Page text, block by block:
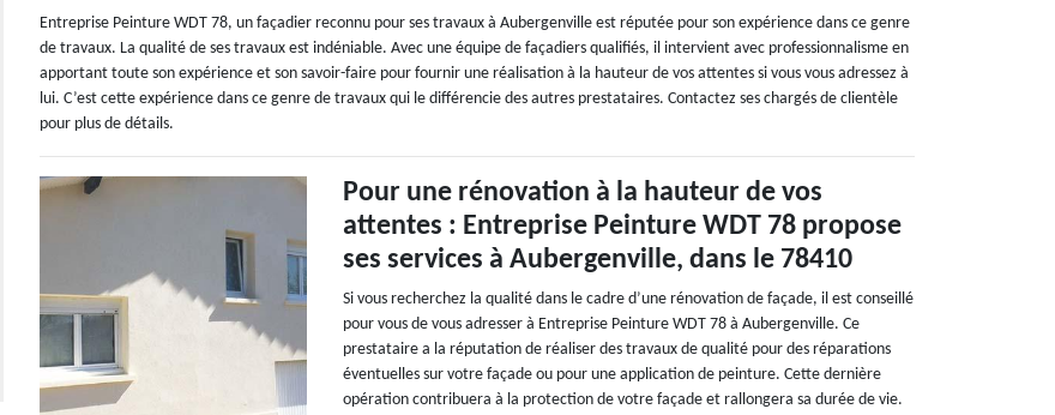
Entreprise Peinture WDT 78, un façadier reconnu pour ses travaux à Aubergenville est réputée pour son expérience dans ce genre
de travaux. La qualité de ses travaux est indéniable. Avec une équipe de façadiers qualifiés, il intervient avec professionnalisme en
apportant toute son expérience et son savoir-faire pour fournir une réalisation à la hauteur de vos attentes si vous vous adressez à
lui. C’est cette expérience dans ce genre de travaux qui le différencie des autres prestataires. Contactez ses chargés de clientèle
pour plus de détails.
Pour une rénovation à la hauteur de vos
attentes : Entreprise Peinture WDT 78 propose
ses services à Aubergenville, dans le 78410
Si vous recherchez la qualité dans le cadre d’une rénovation de façade, il est conseillé
pour vous de vous adresser à Entreprise Peinture WDT 78 à Aubergenville. Ce
prestataire a la réputation de réaliser des travaux de qualité pour des réparations
éventuelles sur votre façade ou pour une application de peinture. Cette dernière
opération contribuera à la protection de votre façade et rallongera sa durée de vie.